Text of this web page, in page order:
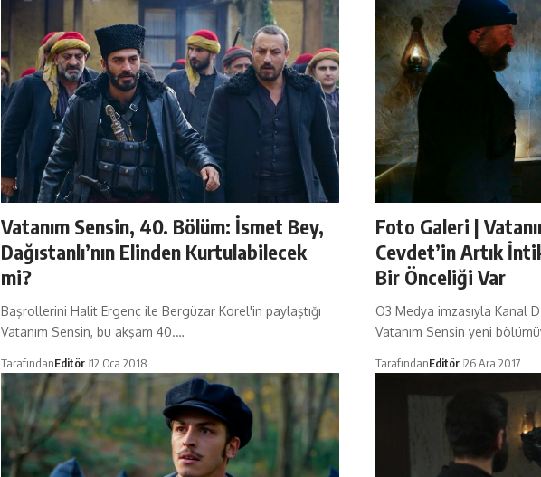
Vatanım Sensin, 40. Bölüm: İsmet Bey,
Dağıstanlı’nın Elinden Kurtulabilecek
mi?
Başrollerini Halit Ergenç ile Bergüzar Korel'in paylaştığı
Vatanım Sensin, bu akşam 40.…
TarafındanEditör 12 Oca 2018
Foto Galeri |
Cevdet’in Artık
Bir Önceliği Var
O3 Medya imzasıyla Kanal
Vatanım Sensin yeni
TarafındanEditör 26 Ara 2017